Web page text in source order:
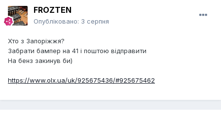
FROZTEN
Опубліковано: 3 серпня
Хто з Запоріжжя?
Забрати бампер на 41 і поштою відправити
На бенз закинув би)
https://www.olx.ua/uk/925675436/#925675462